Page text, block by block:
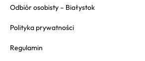
Odbiór osobisty – Białystok
Polityka prywatności
Regulamin